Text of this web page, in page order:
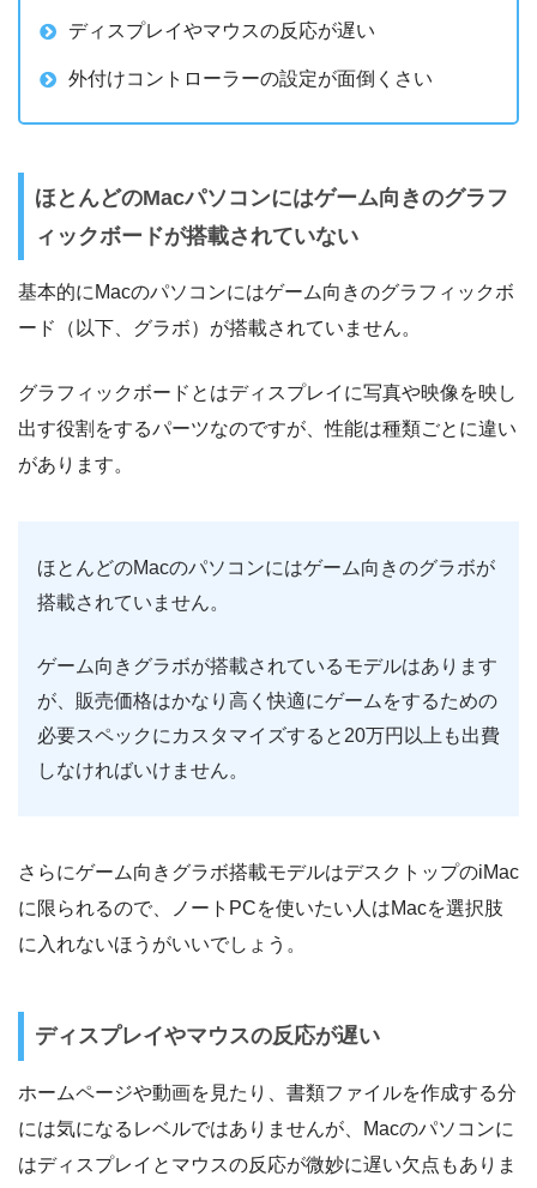
ディスプレイやマウスの反応が遅い
外付けコントローラーの設定が面倒くさい
ほとんどのMacパソコンにはゲーム向きのグラフ
ィックボードが搭載されていない
基本的にMacのパソコンにはゲーム向きのグラフィックボ
ード（以下、グラボ）が搭載されていません。
グラフィックボードとはディスプレイに写真や映像を映し
出す役割をするパーツなのですが、性能は種類ごとに違い
があります。
ほとんどのMacのパソコンにはゲーム向きのグラボが
搭載されていません。
ゲーム向きグラボが搭載されているモデルはあります
が、販売価格はかなり高く快適にゲームをするための
必要スペックにカスタマイズすると20万円以上も出費
しなければいけません。
さらにゲーム向きグラボ搭載モデルはデスクトップのiMac
に限られるので、ノートPCを使いたい人はMacを選択肢
に入れないほうがいいでしょう。
ディスプレイやマウスの反応が遅い
ホームページや動画を見たり、書類ファイルを作成する分
には気になるレベルではありませんが、Macのパソコンに
はディスプレイとマウスの反応が微妙に遅い欠点もありま